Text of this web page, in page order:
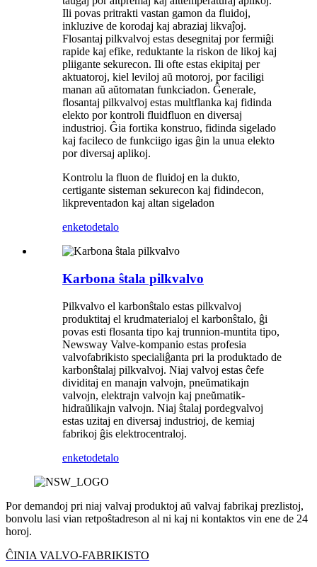
Ili povas pritrakti vastan gamon da fluidoj,
inkluzive de korodaj kaj abraziaj likvaĵoj.
Flosantaj pilkvalvoj estas desegnitaj por fermiĝi
rapide kaj efike, reduktante la riskon de likoj kaj
pliigante sekurecon. Ili ofte estas ekipitaj per
aktuatoroj, kiel leviloj aŭ motoroj, por faciligi
manan aŭ aŭtomatan funkciadon. Ĝenerale,
flosantaj pilkvalvoj estas multflanka kaj fidinda
elekto por kontroli fluidfluon en diversaj
industrioj. Ĝia fortika konstruo, fidinda sigelado
kaj facileco de funkciigo igas ĝin la unua elekto
por diversaj aplikoj.
Kontrolu la fluon de fluidoj en la dukto,
certigante sisteman sekurecon kaj fidindecon,
likpreventadon kaj altan sigeladon
enketodetalo
Karbona ŝtala pilkvalvo
Pilkvalvo el karbonŝtalo estas pilkvalvoj
produktitaj el krudmaterialoj el karbonŝtalo, ĝi
povas esti flosanta tipo kaj trunnion-muntita tipo,
Newsway Valve-kompanio estas profesia
valvofabrikisto specialiĝanta pri la produktado de
karbonŝtalaj pilkvalvoj. Niaj valvoj estas ĉefe
dividitaj en manajn valvojn, pneŭmatikajn
valvojn, elektrajn valvojn kaj pneŭmatik-
hidraŭlikajn valvojn. Niaj ŝtalaj pordegvalvoj
estas uzitaj en diversaj industrioj, de kemiaj
fabrikoj ĝis elektrocentraloj.
enketodetalo
Por demandoj pri niaj valvaj produktoj aŭ valvaj fabrikaj prezlistoj,
bonvolu lasi vian retpoŝtadreson al ni kaj ni kontaktos vin ene de 24
horoj.
ĈINIA VALVO-FABRIKISTO